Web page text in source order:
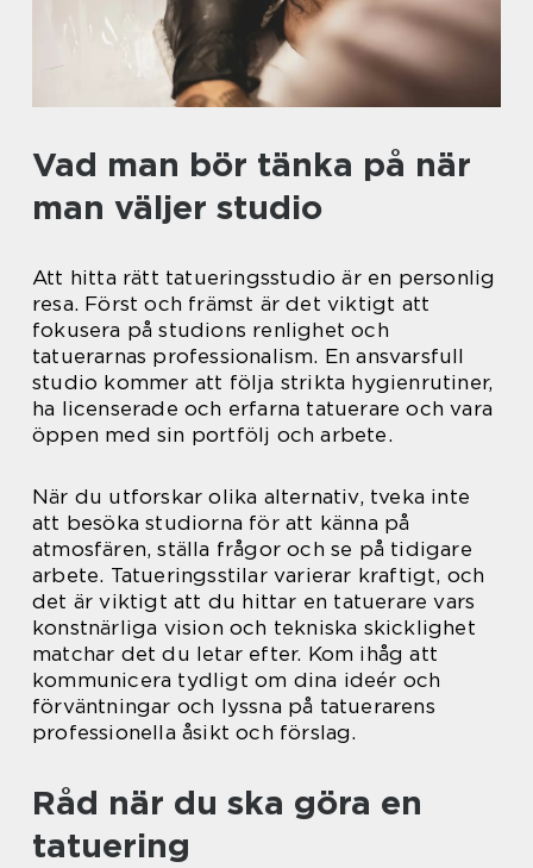
Vad man bör tänka på när
man väljer studio
Att hitta rätt tatueringsstudio är en personlig
resa. Först och främst är det viktigt att
fokusera på studions renlighet och
tatuerarnas professionalism. En ansvarsfull
studio kommer att följa strikta hygienrutiner,
ha licenserade och erfarna tatuerare och vara
öppen med sin portfölj och arbete.
När du utforskar olika alternativ, tveka inte
att besöka studiorna för att känna på
atmosfären, ställa frågor och se på tidigare
arbete. Tatueringsstilar varierar kraftigt, och
det är viktigt att du hittar en tatuerare vars
konstnärliga vision och tekniska skicklighet
matchar det du letar efter. Kom ihåg att
kommunicera tydligt om dina ideér och
förväntningar och lyssna på tatuerarens
professionella åsikt och förslag.
Råd när du ska göra en
tatuering